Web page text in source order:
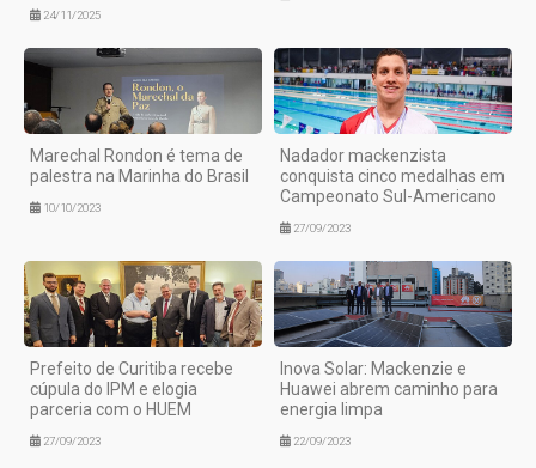
24/11/2025
Marechal Rondon é tema de
palestra na Marinha do Brasil
10/10/2023
Nadador mackenzista
conquista cinco medalhas em
Campeonato Sul-Americano
27/09/2023
Prefeito de Curitiba recebe
cúpula do IPM e elogia
parceria com o HUEM
27/09/2023
Inova Solar: Mackenzie e
Huawei abrem caminho para
energia limpa
22/09/2023